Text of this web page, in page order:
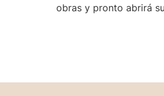
obras y pronto abrirá